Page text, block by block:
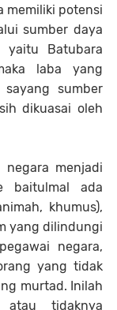
memiliki potensi
sumber daya
Batubara
laba yang
sumber
dikuasai oleh
menjadi
baitulmal ada
khumus),
yang dilindungi
negara,
yang tidak
murtad. Inilah
tidaknya